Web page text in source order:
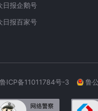
日报企鹅号
日报百家号
鲁ICP备11011784号-3 鲁